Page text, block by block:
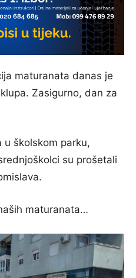
maturanata danas je
Zasigurno, dan za
u školskom parku,
su prošetali
maturanata…